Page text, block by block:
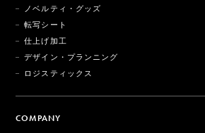
ノベルティ・グッズ
転写シート
仕上げ加工
デザイン・プランニング
ロジスティックス
COMPANY